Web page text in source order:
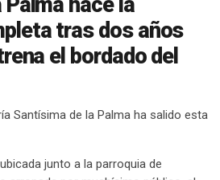
tras dos años
el bordado del
Santísima de la Palma ha salido esta
junto a la parroquia de